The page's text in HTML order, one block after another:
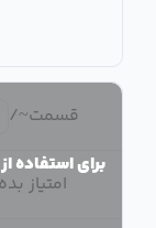
قسمت~
/
امتیاز بده
برای استفاده